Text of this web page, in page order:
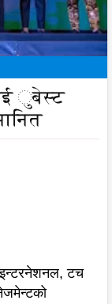
ुबेस्ट
इन्टरनेशनल, टच